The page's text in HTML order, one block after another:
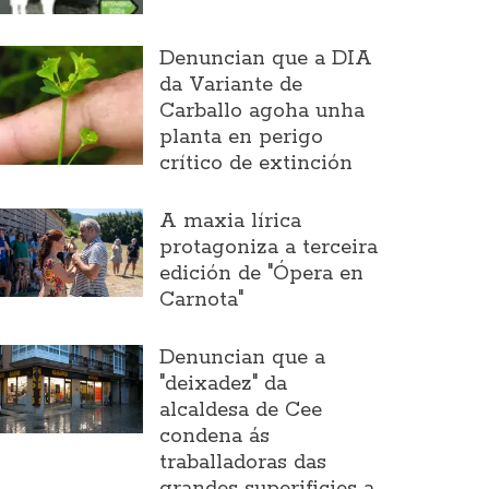
Denuncian que a DIA
da Variante de
Carballo agoha unha
planta en perigo
crítico de extinción
A maxia lírica
protagoniza a terceira
edición de "Ópera en
Carnota"
Denuncian que a
"deixadez" da
alcaldesa de Cee
condena ás
traballadoras das